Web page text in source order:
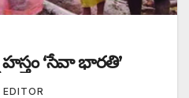
‘సేవా భారతి’
EDITOR